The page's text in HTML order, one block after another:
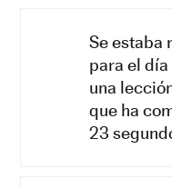
Se estaba
para el día
una
que ha
23